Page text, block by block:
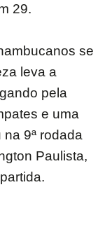
29.
se
leva a
pela
e uma
9ª rodada
Paulista,